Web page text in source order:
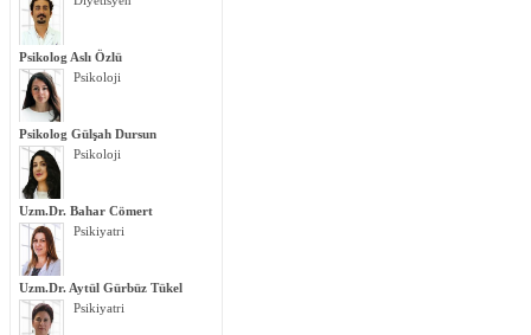
Psikolog Aslı Özlü
Psikoloji
Psikolog Gülşah Dursun
Psikoloji
Uzm.Dr. Bahar Cömert
Psikiyatri
Uzm.Dr. Aytül Gürbüz Tükel
Psikiyatri